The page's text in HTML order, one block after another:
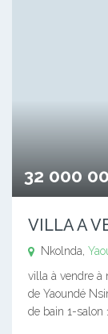
32 000
VILLA A
Nkolnda,
villa à vendre à
de Yaoundé
de bain 1-salon